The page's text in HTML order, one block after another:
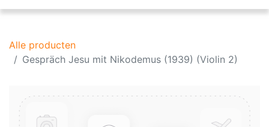
Alle producten
Gespräch Jesu mit Nikodemus (1939) (Violin 2)